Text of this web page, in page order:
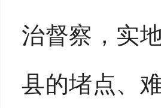
治督察，实
县的堵点、